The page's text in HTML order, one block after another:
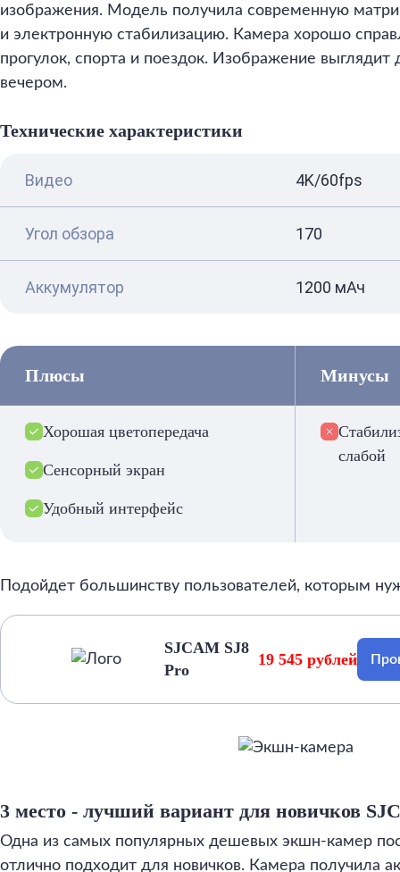
изображения. Модель получила современную
и электронную стабилизацию. Камера хорошо
прогулок, спорта и поездок. Изображение выглядит
вечером.
Технические характеристики
Видео 4K/60fps
Угол обзора 170
Аккумулятор 1200 мАч
Плюсы
Хорошая цветопередача
Сенсорный экран
Удобный интерфейс
Минусы
слабой
Подойдет большинству пользователей, которым
SJCAM SJ8
Pro
19 545 рублей
3 место - лучший вариант для новичков
Одна из самых популярных дешевых экшн-камер
отлично подходит для новичков. Камера получила